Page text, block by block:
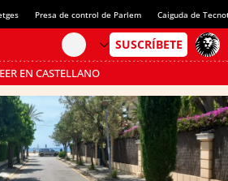
Presa de control de Parlem Caiguda de
EN CASTELLANO
al mode estalvi